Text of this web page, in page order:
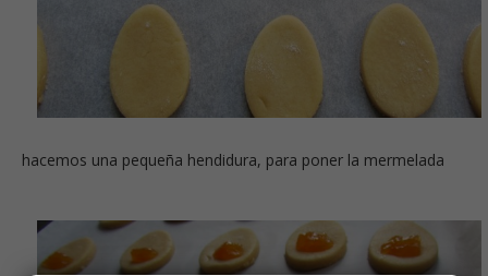
hacemos una pequeña hendidura, para poner la mermelada